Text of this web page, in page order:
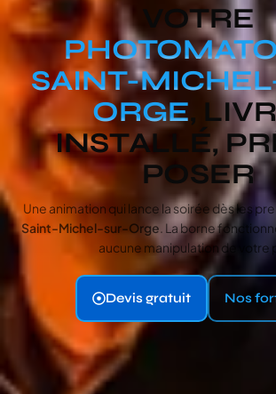
VOTRE
SAINT-
ORGE,
INSTALLÉ,
POSER
Une animation qui lance la soirée dès les
Saint-Michel-sur-Orge . La borne
aucune manipulation de votre
Devis gratuit Nos